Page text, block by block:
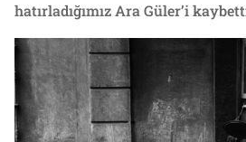
hatırladığımız Ara Güler’i